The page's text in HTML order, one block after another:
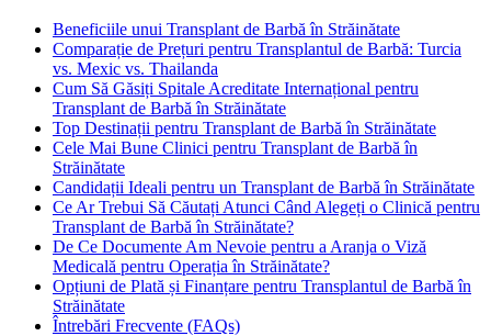
Beneficiile unui Transplant de Barbă în Străinătate
Comparație de Prețuri pentru Transplantul de Barbă: Turcia
vs. Mexic vs. Thailanda
Cum Să Găsiți Spitale Acreditate Internațional pentru
Transplant de Barbă în Străinătate
Top Destinații pentru Transplant de Barbă în Străinătate
Cele Mai Bune Clinici pentru Transplant de Barbă în
Străinătate
Candidații Ideali pentru un Transplant de Barbă în Străinătate
Ce Ar Trebui Să Căutați Atunci Când Alegeți o Clinică pentru
Transplant de Barbă în Străinătate?
De Ce Documente Am Nevoie pentru a Aranja o Viză
Medicală pentru Operația în Străinătate?
Opțiuni de Plată și Finanțare pentru Transplantul de Barbă în
Străinătate
Întrebări Frecvente (FAQs)